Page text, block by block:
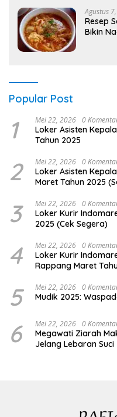
Agustus
Resep
Bikin
Popular Post
1 Mei 22, 2026 0
Loker Asisten
Tahun 2025
2 Mei 22, 2026 0
Loker Asisten
Maret Tahun 2025
3 Mei 22, 2026 0
Loker Kurir
2025 (Cek Segera)
4 Mei 22, 2026 0
Loker Kurir
Rappang Maret
5 Mei 22, 2026 0
Mudik 2025:
6 Mei 22, 2026 0
Megawati Ziarah
Jelang Lebaran Suci